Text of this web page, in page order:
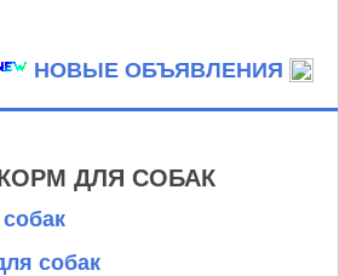
НОВЫЕ ОБЪЯВЛЕНИЯ
ДЛЯ СОБАК
собак